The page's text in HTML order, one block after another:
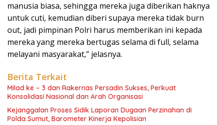
manusia biasa, sehingga mereka juga diberikan haknya
untuk cuti, kemudian diberi supaya mereka tidak burn
out, jadi pimpinan Polri harus memberikan ini kepada
mereka yang mereka bertugas selama di full, selama
melayani masyarakat,” jelasnya.
Berita Terkait
Milad ke – 3 dan Rakernas Persadin Sukses, Perkuat
Konsolidasi Nasional dan Arah Organisasi
Kejanggalan Proses Sidik Laporan Dugaan Perzinahan di
Polda Sumut, Barometer Kinerja Kepolisian